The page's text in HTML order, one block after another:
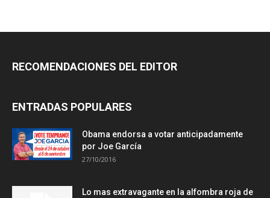
RECOMENDACIONES DEL EDITOR
ENTRADAS POPULARES
Obama endorsa a votar anticipadamente
por Joe García
27/10/2016
Lo mas extravagante en la alfombra roja de